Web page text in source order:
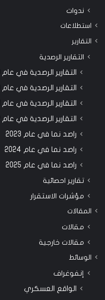
ندوات
استطلاعات
التقارير
التقارير الرصدية
التقارير الرصدية في عام 2019
التقارير الرصدية في عام 2020
التقارير الرصدية في عام 2021
التقارير الرصدية في عام 2022
راصد نما في عام 2023
راصد نما في عام 2024
راصد نما في عام 2025
تقارير احصائية
مؤشرات الاستقرار
المقالات
مقالات
مقالات خارجية
الوسائط
إنفوغراف
الواقع العسكري